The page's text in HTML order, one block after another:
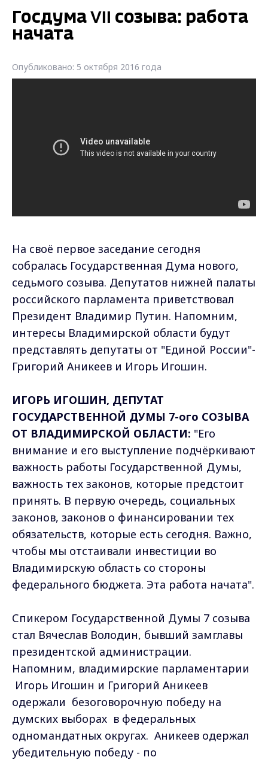
Госдума VII созыва: работа
начата
Опубликовано: 5 октября 2016 года
На своё первое заседание сегодня
собралась Государственная Дума нового,
седьмого созыва. Депутатов нижней палаты
российского парламента приветствовал
Президент Владимир Путин. Напомним,
интересы Владимирской области будут
представлять депутаты от "Единой России"-
Григорий Аникеев и Игорь Игошин.
ИГОРЬ ИГОШИН, ДЕПУТАТ
ГОСУДАРСТВЕННОЙ ДУМЫ 7-ого СОЗЫВА
ОТ ВЛАДИМИРСКОЙ ОБЛАСТИ: "Его
внимание и его выступление подчёркивают
важность работы Государственной Думы,
важность тех законов, которые предстоит
принять. В первую очередь, социальных
законов, законов о финансировании тех
обязательств, которые есть сегодня. Важно,
чтобы мы отстаивали инвестиции во
Владимирскую область со стороны
федерального бюджета. Эта работа начата".
Спикером Государственной Думы 7 созыва
стал Вячеслав Володин, бывший замглавы
президентской администрации.
Напомним, владимирские парламентарии
Игорь Игошин и Григорий Аникеев
одержали безоговорочную победу на
думских выборах в федеральных
одномандатных округах. Аникеев одержал
убедительную победу - по